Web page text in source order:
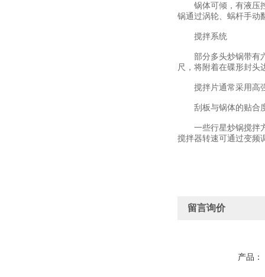
锅体可倾，有液压控
锅通过涡轮、蜗杆手动
搅拌系统
部分多头炒锅带有六
尺，将附着在碟形封头
搅拌片通常采用高强
刮板与锅体的贴合度
一些行星炒锅搅拌方
搅拌器转速可通过变频
留言询价
产品：